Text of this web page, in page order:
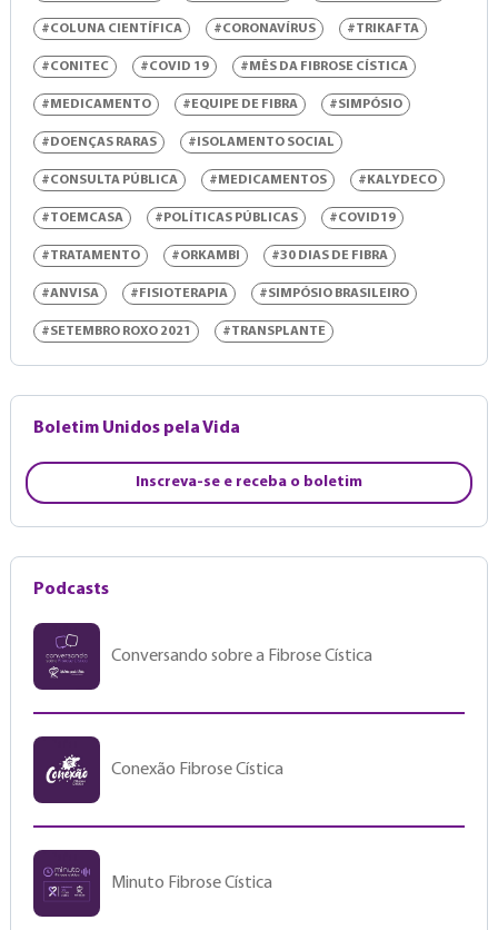
#COLUNA CIENTÍFICA #CORONAVÍRUS #TRIKAFTA
#CONITEC #COVID 19 #MÊS DA FIBROSE CÍSTICA
#MEDICAMENTO #EQUIPE DE FIBRA #SIMPÓSIO
#DOENÇAS RARAS #ISOLAMENTO SOCIAL
#CONSULTA PÚBLICA #MEDICAMENTOS #KALYDECO
#TOEMCASA #POLÍTICAS PÚBLICAS #COVID19
#TRATAMENTO #ORKAMBI #30 DIAS DE FIBRA
#ANVISA #FISIOTERAPIA #SIMPÓSIO BRASILEIRO
#SETEMBRO ROXO 2021 #TRANSPLANTE
Boletim Unidos pela Vida
Inscreva-se e receba o boletim
Podcasts
Conversando sobre a Fibrose Cística
Conexão Fibrose Cística
Minuto Fibrose Cística